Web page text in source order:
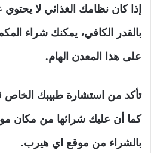
إذا كان نظامك الغذائي لا
بالقدر الكافي، يمكنك شراء
على هذا المعدن الهام.
تأكد من استشارة طبيبك الخاص
كما أن عليك شرائها من مكان
بالشراء من موقع اي هيرب.